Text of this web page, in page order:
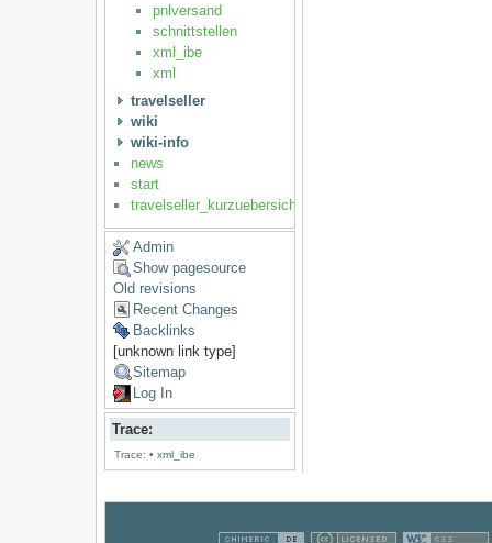
pnlversand
schnittstellen
xml_ibe
xml
travelseller
wiki
wiki-info
news
start
travelseller_kurzuebersicht
Admin
Show pagesource
Old revisions
Recent Changes
Backlinks
[unknown link type]
Sitemap
Log In
Trace:
Trace: • xml_ibe